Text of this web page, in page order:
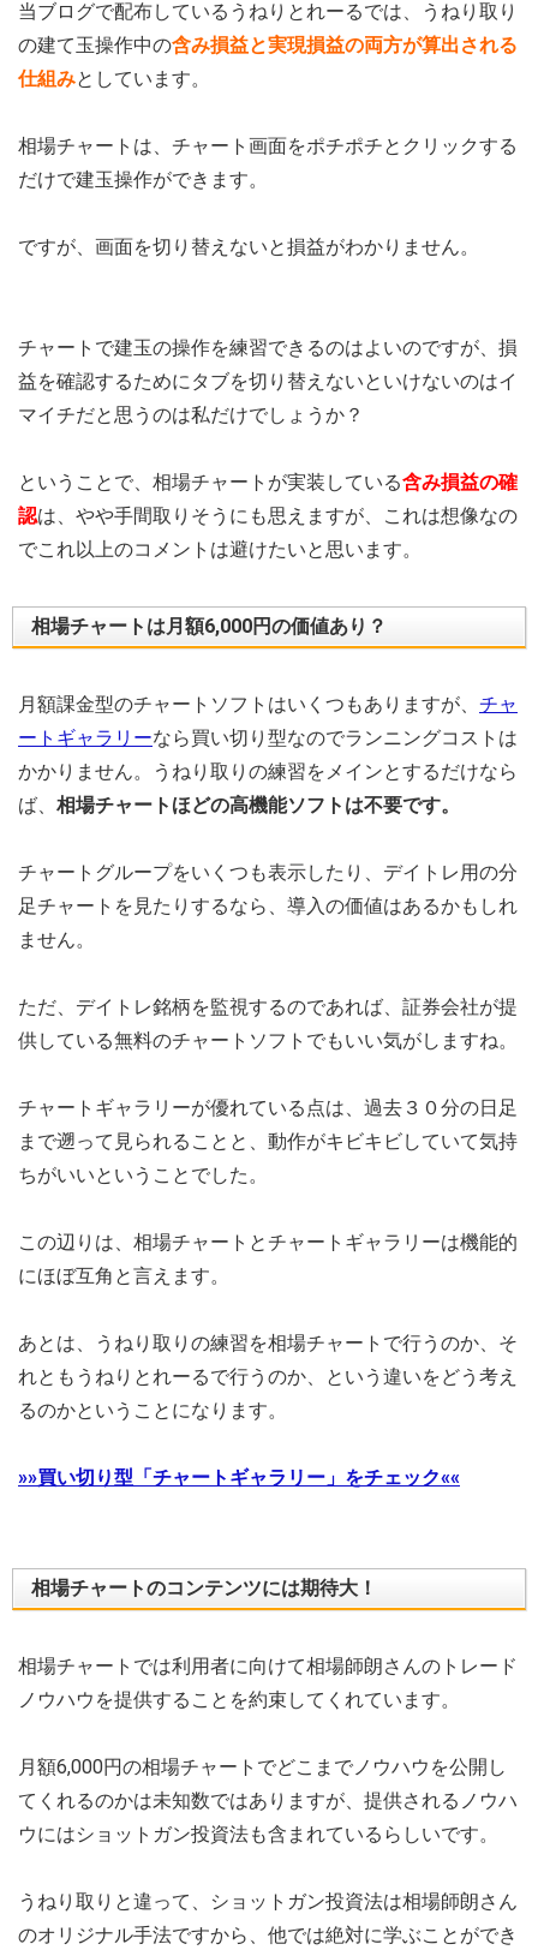
当ブログで配布しているうねりとれーるでは、
うねり取り
の建て玉操作中の含み損益と実現損益の両方が算出される
仕組みとしています。
相場チャートは、チャート画面をポチポチとクリックする
だけで建玉操作ができます。
ですが、画面を切り替えないと損益がわかりません。
チャートで建玉の操作を練習できるのはよいのですが、損
益を確認するためにタブを切り替えないといけないのはイ
マイチだと思うのは私だけでしょうか？
ということで、相場チャートが実装している含み損益の確
認は、やや手間取りそうにも思えますが、これは想像なの
でこれ以上のコメントは避けたいと思います。
相場チャートは月額6,000円の価値あり？
月額課金型のチャートソフトはいくつもありますが、 チャ
ートギャラリーなら買い切り型なのでランニングコストは
かかりません。うねり取りの練習をメインとするだけなら
ば、 相場チャートほどの高機能ソフトは不要です。
チャートグループをいくつも表示したり、 デイトレ用の分
足チャートを見たりするなら、 導入の価値はあるかもしれ
ません。
ただ、デイトレ銘柄を監視するのであれば、 証券会社が提
供している無料のチャートソフトでもいい気がしますね。
チャートギャラリーが優れている点は、 過去３０分の日足
まで遡って見られることと、 動作がキビキビしていて気持
ちがいいということでした。
この辺りは、 相場チャートとチャートギャラリーは機能的
にほぼ互角と言えます。
あとは、うねり取りの練習を相場チャートで行うのか、 そ
れともうねりとれーるで行うのか、
という違いをどう考え
るのかということになります。
»»買い切り型「チャートギャラリー」をチェック««
相場チャートのコンテンツには期待大！
相場チャートでは利用者に向けて相場師朗さんのトレード
ノウハウを提供することを約束してくれています。
月額6,000円の相場チャートでどこまでノウハウを公開し
てくれるのかは未知数ではありますが、提供されるノウハ
ウにはショットガン投資法も含まれているらしいです。
うねり取りと違って、ショットガン投資法は相場師朗さん
のオリジナル手法ですから、他では絶対に学ぶことができ